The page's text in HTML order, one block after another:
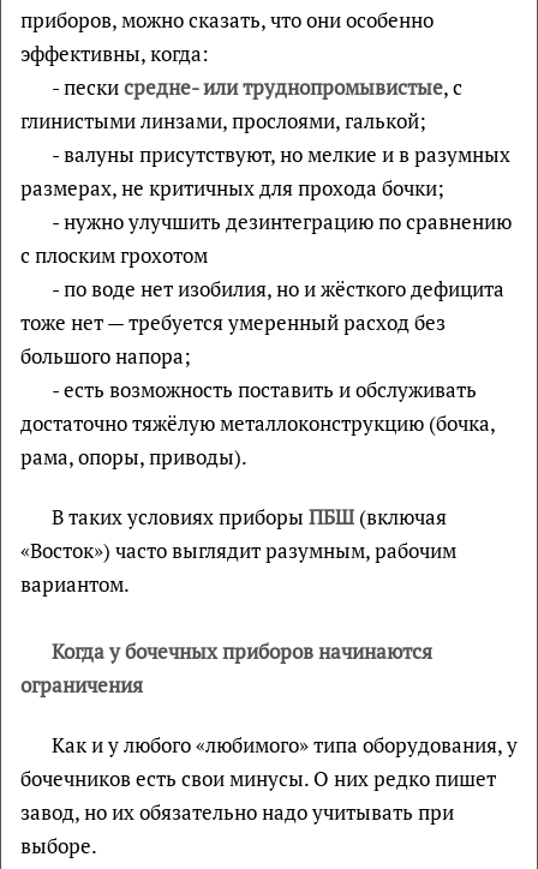
приборов, можно сказать, что они особенно
эффективны, когда:
- пескисредне- или труднопромывистые, с
глинистыми линзами, прослоями, галькой;
- валуны присутствуют, но мелкие и в разумных
размерах, не критичных для прохода бочки;
- нужно улучшить дезинтеграцию по сравнению
с плоским грохотом
- по воде нет изобилия, но и жёсткого дефицита
тоже нет — требуется умеренный расход без
большого напора;
- есть возможность поставить и обслуживать
достаточно тяжёлую металлоконструкцию (бочка,
рама, опоры, приводы).
В таких условиях приборы ПБШ(включая
«Восток») часто выглядит разумным, рабочим
вариантом.
Когда у бочечных приборов начинаются
ограничения
Как и у любого «любимого» типа оборудования, у
бочечников есть свои минусы. О них редко пишет
завод, но их обязательно надо учитывать при
выборе.